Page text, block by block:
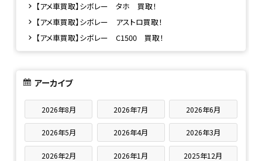
【アメ車買取】シボレー タホ 買取！
【アメ車買取】シボレー アストロ買取！
【アメ車買取】シボレー C1500 買取！
アーカイブ
2026年8月 2026年7月 2026年6月
2026年5月 2026年4月 2026年3月
2026年2月 2026年1月 2025年12月